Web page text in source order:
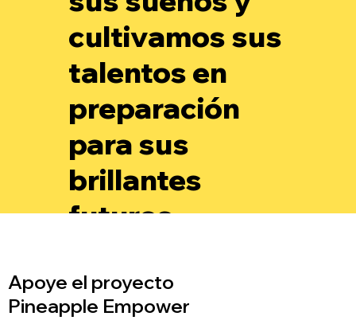
cultivamos sus
talentos en
preparación
para sus
brillantes
futuros.
Apoye el proyecto
Pineapple Empower